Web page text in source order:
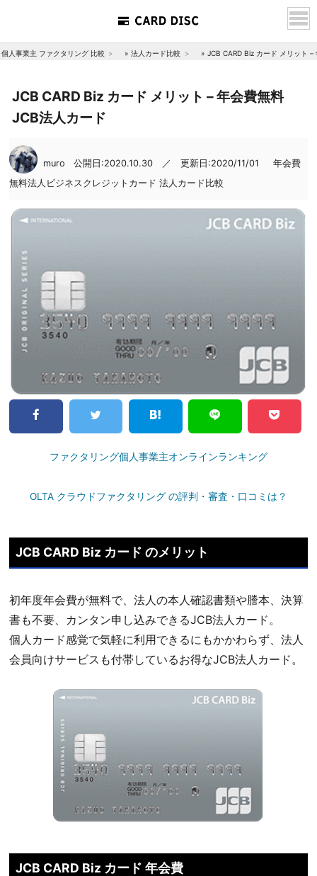
個人事業主 ファクタリング 比較 » 法人カード比較 » JCB CARD Biz カード メリット
JCB CARD Biz カード メリット – 年会費無料
JCB法人カード
muro 公開日:2020.10.30 ／ 更新日:2020/11/01
年会費
無料法人ビジネスクレジットカード 法人カード比較
ファクタリング個人事業主オンラインランキング
OLTA クラウドファクタリング の評判・審査・口コミは？
JCB CARD Biz カード のメリット
初年度年会費が無料で、法人の本人確認書類や謄本、決算
書も不要、カンタン申し込みできるJCB法人カード。
個人カード感覚で気軽に利用できるにもかかわらず、法人
会員向けサービスも付帯しているお得なJCB法人カード。
JCB CARD Biz カード 年会費